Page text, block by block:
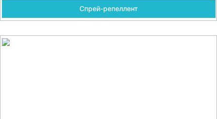
Спрей-репеллент